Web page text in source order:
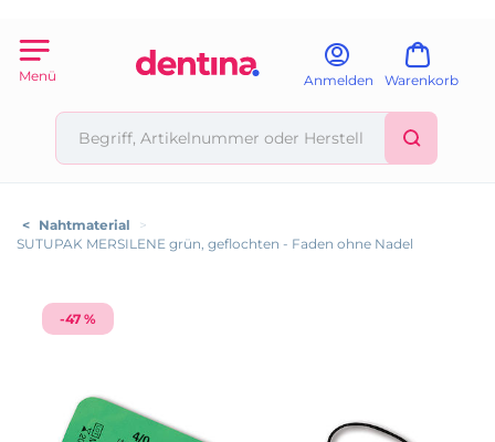
Menü Anmelden Warenkorb
< Nahtmaterial
>
SUTUPAK MERSILENE grün, geflochten - Faden ohne Nadel
-47 %